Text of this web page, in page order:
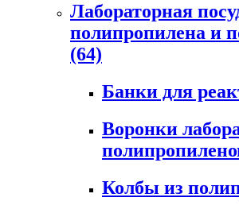
Лабораторная
полипропилена и
(64)
Банки для
Воронки
Колбы из